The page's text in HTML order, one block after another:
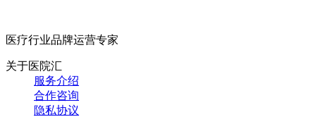
医疗行业品牌运营专家
关于医院汇
服务介绍
合作咨询
隐私协议